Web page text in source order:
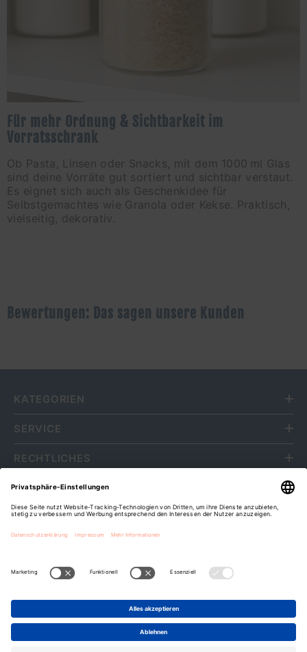
Für mehr Ordnung & Sichtbarkeit im
Vorratsschrank
Ob Pasta, Linsen oder Snacks, mit dem 1000 ml Glas
sind deine Vorräte gut sortiert und sichtbar verstaut.
Es eignet sich auch als Geschenkidee für
Selbstgemachtes wie Granola oder Kekse. Praktisch,
vielseitig, dekorativ.
Bewertungen: Das sagen unsere Kunden
KATEGORIEN
SERVICE
RECHTLICHES
ÜBER UNS
Cookie-Einstellungen
Zahlungsarten